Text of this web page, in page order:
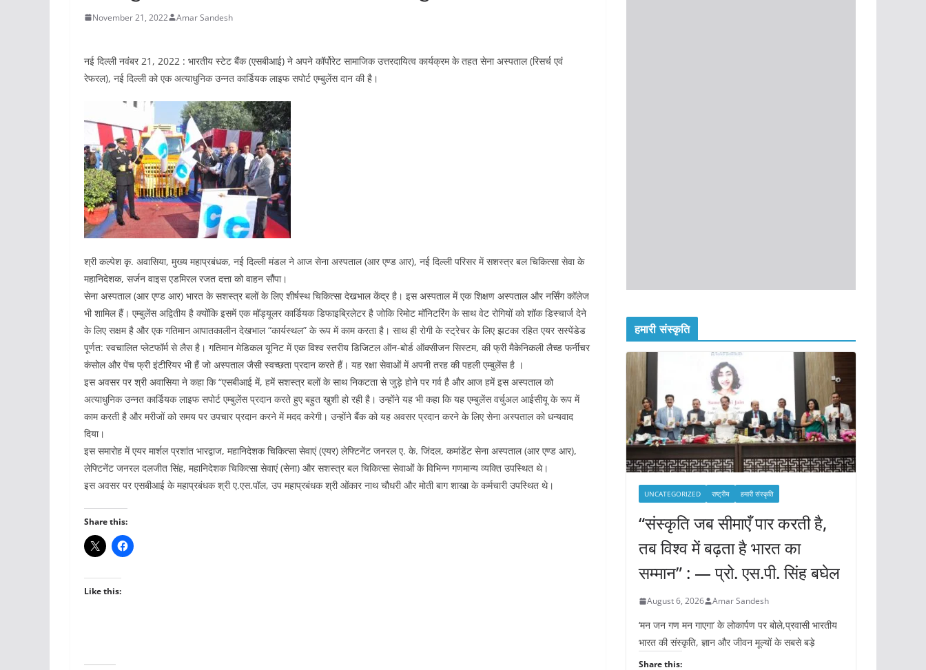
November 21, 2022 Amar Sandesh
नई दिल्ली नवंबर 21, 2022 : भारतीय स्टेट बैंक (एसबीआई) ने अपने कॉर्पोरेट सामाजिक उत्तरदायित्व कार्यक्रम के तहत सेना अस्पताल (रिसर्च एवं
रेफरल), नई दिल्ली को एक अत्याधुनिक उन्नत कार्डियक लाइफ सपोर्ट एम्बुलेंस दान की है।
श्री कल्पेश कृ. अवासिया, मुख्य महाप्रबंधक, नई दिल्ली मंडल ने आज सेना अस्पताल (आर एण्ड आर), नई दिल्ली परिसर में सशस्त्र बल चिकित्सा सेवा के
महानिदेशक, सर्जन वाइस एडमिरल रजत दत्ता को वाहन सौंपा।
सेना अस्पताल (आर एण्ड आर) भारत के सशस्त्र बलों के लिए शीर्षस्थ चिकित्सा देखभाल केंद्र है। इस अस्पताल में एक शिक्षण अस्पताल और नर्सिंग कॉलेज
भी शामिल हैं। एम्बुलेंस अद्वितीय है क्योंकि इसमें एक मॉड्यूलर कार्डियक डिफाइब्रिलेटर है जोकि रिमोट मॉनिटरिंग के साथ वेट रोगियों को शॉक डिस्चार्ज देने
के लिए सक्षम है और एक गतिमान आपातकालीन देखभाल “कार्यस्थल” के रूप में काम करता है। साथ ही रोगी के स्ट्रेचर के लिए झटका रहित एयर सस्पेंडेड
पूर्णत: स्वचालित प्लेटफॉर्म से लैस है। गतिमान मेडिकल यूनिट में एक विश्व स्तरीय डिजिटल ऑन-बोर्ड ऑक्सीजन सिस्टम, की फ्री मैकेनिकली लैच्ड फर्नीचर
कंसोल और पेंच फ्री इंटीरियर भी हैं जो अस्पताल जैसी स्वच्छता प्रदान करते हैं। यह रक्षा सेवाओं में अपनी तरह की पहली एम्बुलेंस है ।
इस अवसर पर श्री अवासिया ने कहा कि “एसबीआई में, हमें सशस्त्र बलों के साथ निकटता से जुड़े होने पर गर्व है और आज हमें इस अस्पताल को
अत्याधुनिक उन्नत कार्डियक लाइफ सपोर्ट एम्बुलेंस प्रदान करते हुए बहुत खुशी हो रही है। उन्होंने यह भी कहा कि यह एम्बुलेंस वर्चुअल आईसीयू के रूप में
काम करती है और मरीजों को समय पर उपचार प्रदान करने में मदद करेगी। उन्होंने बैंक को यह अवसर प्रदान करने के लिए सेना अस्पताल को धन्यवाद
दिया।
इस समारोह में एयर मार्शल प्रशांत भारद्वाज, महानिदेशक चिकित्सा सेवाएं (एयर) लेफ्टिनेंट जनरल ए. के. जिंदल, कमांडेंट सेना अस्पताल (आर एण्ड आर),
लेफ्टिनेंट जनरल दलजीत सिंह, महानिदेशक चिकित्सा सेवाएं (सेना) और सशस्त्र बल चिकित्सा सेवाओं के विभिन्न गणमान्य व्यक्ति उपस्थित थे।
इस अवसर पर एसबीआई के महाप्रबंधक श्री ए.एस.पॉल, उप महाप्रबंधक श्री ओंकार नाथ चौधरी और मोती बाग शाखा के कर्मचारी उपस्थित थे।
Share this:
Like this:
हमारी संस्कृति
UNCATEGORIZED राष्ट्रीय हमारी संस्कृति
“संस्कृति जब सीमाएँ पार करती है,
तब विश्व में बढ़ता है भारत का
सम्मान” : — प्रो. एस.पी. सिंह बघेल
August 6, 2026 Amar Sandesh
‘मन जन गण मन गाएगा’ के लोकार्पण पर बोले,प्रवासी भारतीय
भारत की संस्कृति, ज्ञान और जीवन मूल्यों के सबसे बड़े
Share this: